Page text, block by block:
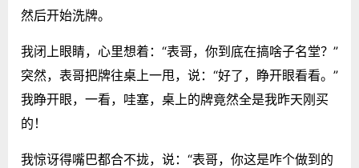
然后开始洗牌。
我闭上眼睛，心里想着：“表哥，你到底在搞啥子名堂？”
突然，表哥把牌往桌上一甩，说：“好了，睁开眼看看。”
我睁开眼，一看，哇塞，桌上的牌竟然全是我昨天刚买
的！
我惊讶得嘴巴都合不拢，说：“表哥，你这是咋个做到的